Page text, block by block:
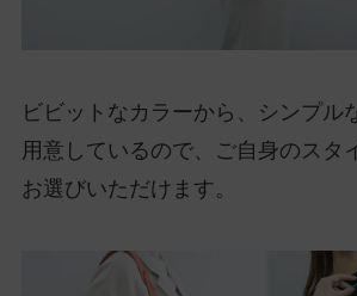
ビビットなカラーから、シンプル
用意しているので、ご自身のスタ
お選びいただけます。